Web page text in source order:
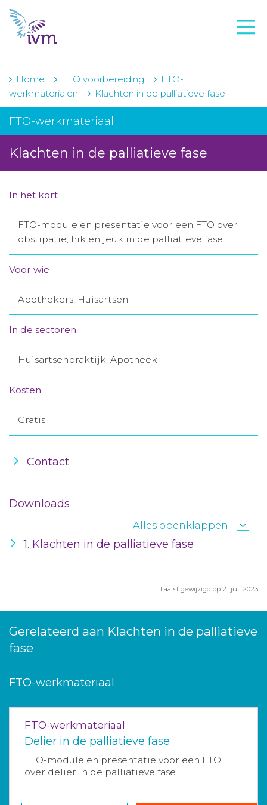
VMI
FTO voorbereiding
IVM-academie
Zorginstellingen
Voorschrijfgedrag
Projecten
Contact
Winkelwagentje
Toegang leeromgeving
Home FTO voorbereiding
FTO-
werkmaterialen
Klachten in de palliatieve fase
FTO-werkmateriaal
Klachten in de palliatieve fase
In het kort
FTO-module en presentatie voor een FTO over
obstipatie, hik en jeuk in de palliatieve fase
Voor wie
Apothekers, Huisartsen
In de sectoren
Huisartsenpraktijk, Apotheek
Kosten
Gratis
Contact
Downloads
Alles openklappen
1. Klachten in de palliatieve fase
Laatst gewijzigd op 21 juli 2023
Gerelateerd aan Klachten in de palliatieve
fase
FTO-werkmateriaal
FTO-werkmateriaal
Delier in de palliatieve fase
FTO-module en presentatie voor een FTO
over delier in de palliatieve fase